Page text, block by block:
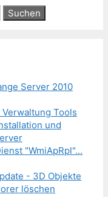
Server 2010
Tools
und
"WmiApRpl"...
- 3D Objekte
löschen